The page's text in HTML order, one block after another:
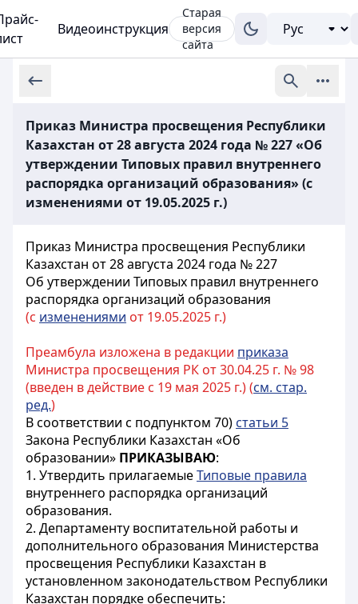
Видеоинструкция
Старая
версия
сайта
Приказ Министра просвещения Республики
Казахстан от 28 августа 2024 года № 227 «Об
утверждении Типовых правил внутреннего
распорядка организаций образования» (с
изменениями от 19.05.2025 г.)
Приказ Министра просвещения Республики
Казахстан от 28 августа 2024 года № 227
Об утверждении Типовых правил внутреннего
распорядка организаций образования
(с изменениями от 19.05.2025 г.)
Преамбула изложена в редакции приказа
Министра просвещения РК от 30.04.25 г. № 98
(введен в действие с 19 мая 2025 г.) (см. стар.
ред.)
В соответствии с подпунктом 70) статьи 5
Закона Республики Казахстан «Об
образовании» ПРИКАЗЫВАЮ:
1. Утвердить прилагаемыеТиповые правила
внутреннего распорядка организаций
образования.
2. Департаменту воспитательной работы и
дополнительного образования Министерства
просвещения Республики Казахстан в
установленном законодательством Республики
Казахстан порядке обеспечить: